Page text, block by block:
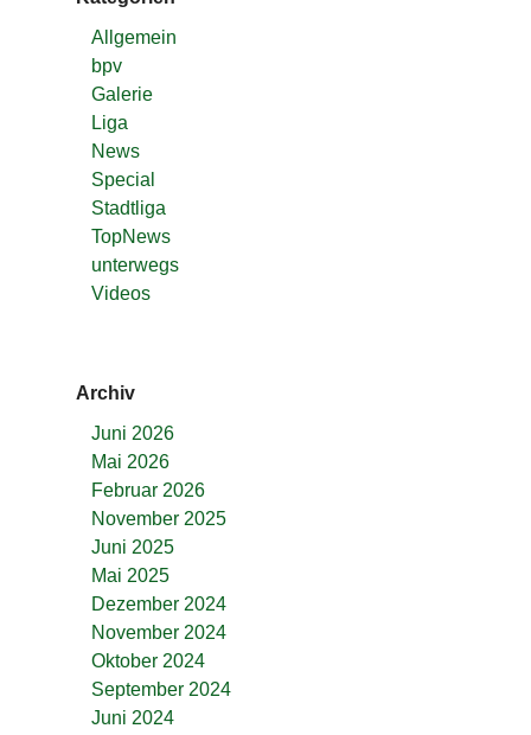
Allgemein
bpv
Galerie
Liga
News
Special
Stadtliga
TopNews
unterwegs
Videos
Archiv
Juni 2026
Mai 2026
Februar 2026
November 2025
Juni 2025
Mai 2025
Dezember 2024
November 2024
Oktober 2024
September 2024
Juni 2024